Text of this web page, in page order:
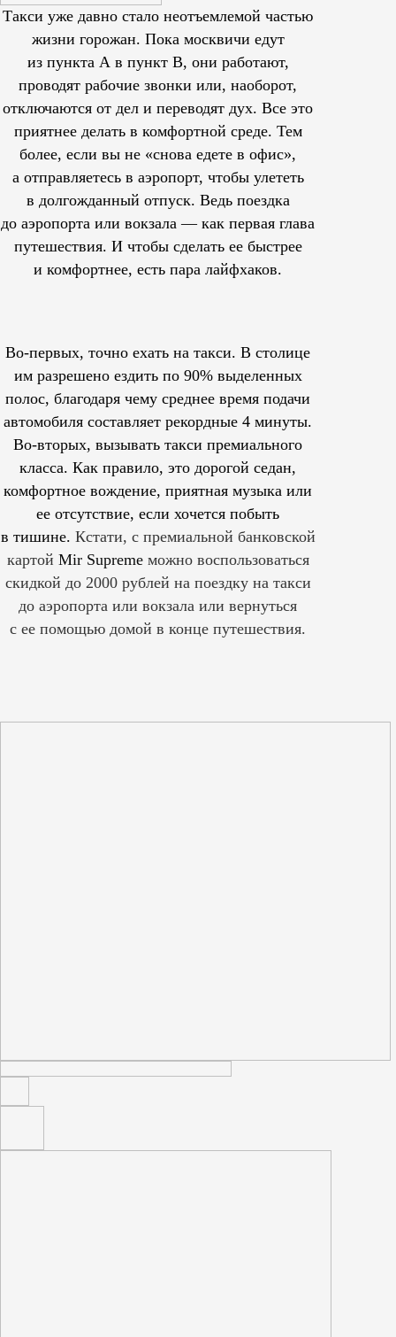
Такси уже давно стало неотъемлемой частью
жизни горожан. Пока москвичи едут
из пункта А в пункт В, они работают,
проводят рабочие звонки или, наоборот,
отключаются от дел и переводят дух. Все это
приятнее делать в комфортной среде. Тем
более, если вы не «снова едете в офис»,
а отправляетесь в аэропорт, чтобы улететь
в долгожданный отпуск. Ведь поездка
до аэропорта или вокзала — как первая глава
путешествия. И чтобы сделать ее быстрее
и комфортнее, есть пара лайфхаков.
Во-первых, точно ехать на такси. В столице
им разрешеноездить по 90% выделенных
полос, благодаря чему среднее время подачи
автомобиля составляет рекордные 4 минуты.
Во-вторых, вызывать такси премиального
класса. Как правило, это дорогой седан,
комфортное вождение, приятная музыка или
ее отсутствие, если хочется побыть
в тишине. Кстати, с премиальной банковской
картой Mir Supreme можно воспользоваться
скидкой до 2000 рублей на поездку на такси
до аэропорта или вокзала или вернуться
с ее помощью домой в конце путешествия.